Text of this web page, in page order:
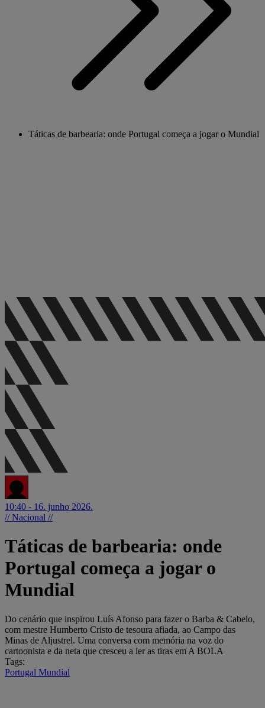
Táticas de barbearia: onde Portugal começa a jogar o Mundial
10:40 - 16. junho 2026.
// Nacional //
Táticas de barbearia: onde
Portugal começa a jogar o
Mundial
Do cenário que inspirou Luís Afonso para fazer o Barba & Cabelo,
com mestre Humberto Cristo de tesoura afiada, ao Campo das
Minas de Aljustrel. Uma conversa com memória na voz do
cartoonista e da neta que cresceu a ler as tiras em A BOLA
Tags:
Portugal Mundial